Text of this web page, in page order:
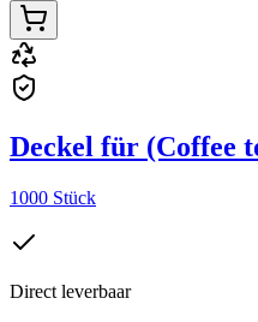
Deckel für (Coffee
1000 Stück
Direct leverbaar